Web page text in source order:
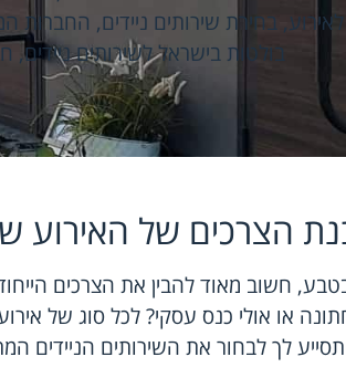
, בחירת שירותים ניידים, החברות
בולטות בישראל לשירותים ניידים,
הצרכים של האירוע
חשוב מאוד להבין את הצרכים
או אולי כנס עסקי? לכל סוג של
לך לבחור את השירותים הניידים